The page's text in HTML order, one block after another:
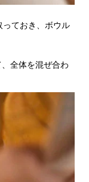
っておき、ボウル
全体を混ぜ合わ